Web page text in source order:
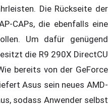
Die Rückseite der
CAPs, die ebenfalls eine
Um dafür genügend
die R9 290X DirectCU
bereits von der GeForce
Asus sein neues AMD-
sodass Anwender selbst